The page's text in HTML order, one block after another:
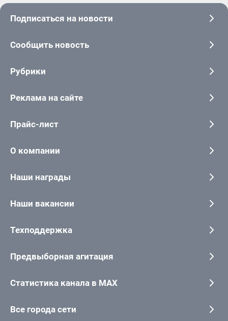
Подписаться на новости
Сообщить новость
Рубрики
Реклама на сайте
Прайс-лист
О компании
Наши награды
Наши вакансии
Техподдержка
Предвыборная агитация
Статистика канала в MAX
Все города сети